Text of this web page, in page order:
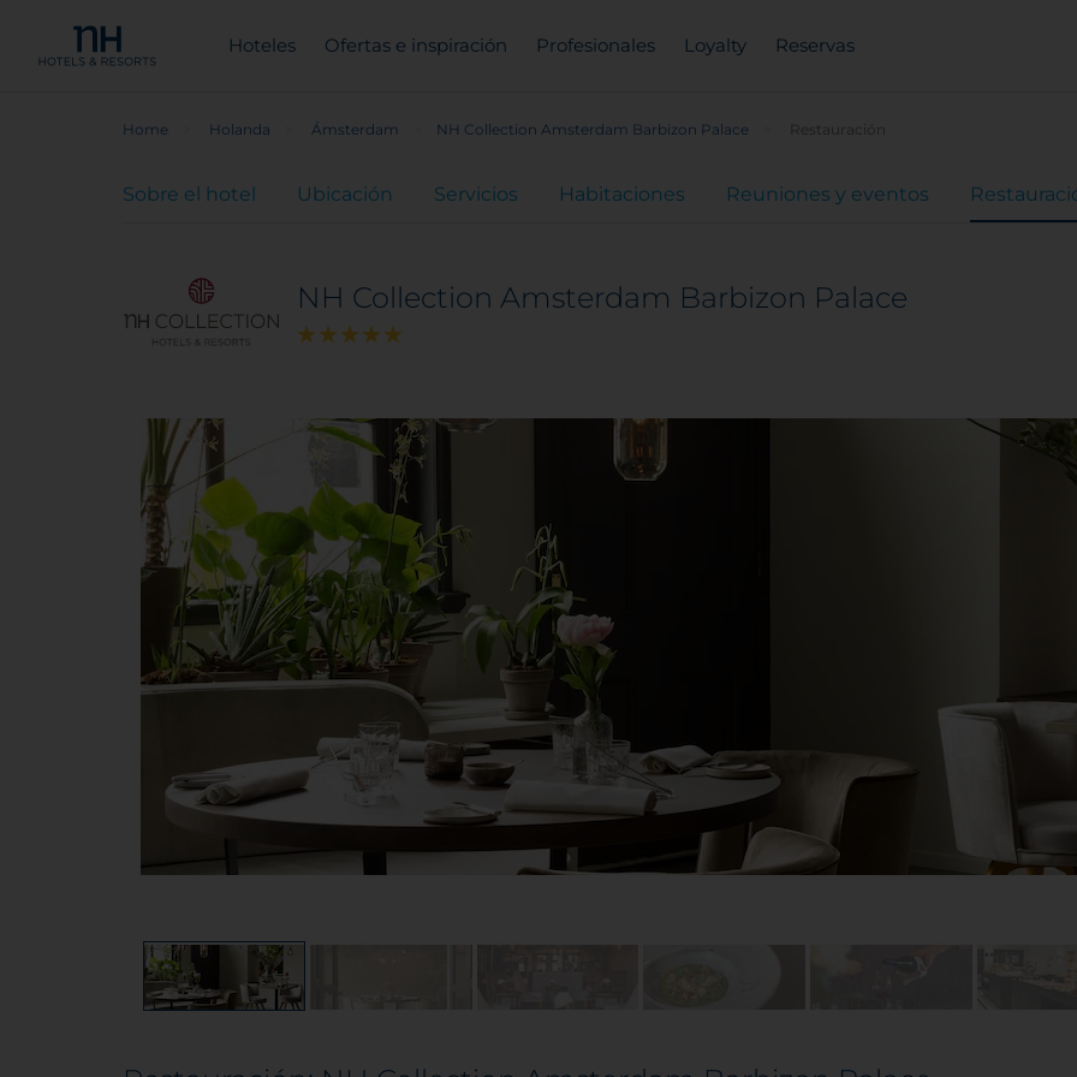
Hoteles Ofertas e inspiración Profesionales Loyalty Reservas
Home Holanda Ámsterdam NH Collection Amsterdam Barbizon Palace Restauración
Sobre el hotel Ubicación Servicios Habitaciones Reuniones y eventos
NH Collection Amsterdam Barbizon Palace